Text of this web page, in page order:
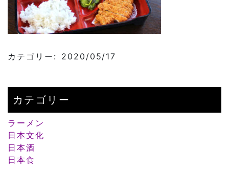
カテゴリー: 2020/05/17
カテゴリー
ラーメン
日本文化
日本酒
日本食